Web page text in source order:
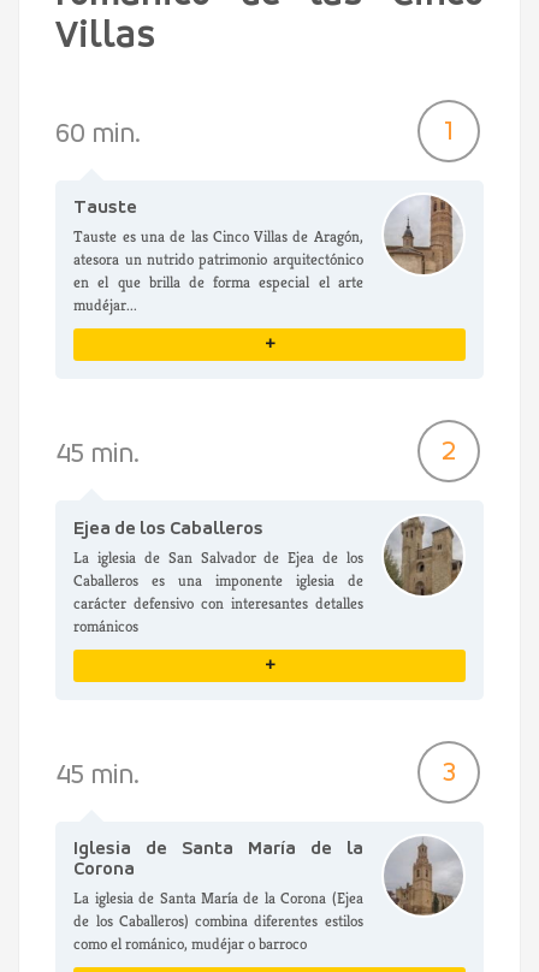
Villas
60 min. 1
Tauste
Tauste es una de las Cinco Villas de Aragón,
atesora un nutrido patrimonio arquitectónico
en el que brilla de forma especial el arte
mudéjar...
+
45 min. 2
Ejea de los Caballeros
La iglesia de San Salvador de Ejea de los
Caballeros es una imponente iglesia de
carácter defensivo con interesantes detalles
románicos
+
45 min. 3
Iglesia de Santa María de la
Corona
La iglesia de Santa María de la Corona (Ejea
de los Caballeros) combina diferentes estilos
como el románico, mudéjar o barroco